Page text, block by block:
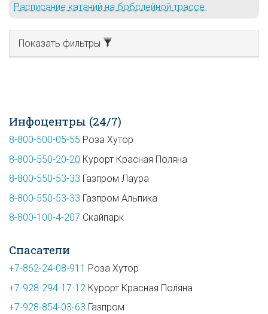
Расписание катаний на бобслейной трассе.
Показать фильтры
Инфоцентры (24/7)
8-800-500-05-55 Роза Хутор
8-800-550-20-20 Курорт Красная Поляна
8-800-550-53-33 Газпром Лаура
8-800-550-53-33 Газпром Альпика
8-800-100-4-207 Скайпарк
Спасатели
+7-862-24-08-911 Роза Хутор
+7-928-294-17-12 Курорт Красная Поляна
+7-928-854-03-63 Газпром